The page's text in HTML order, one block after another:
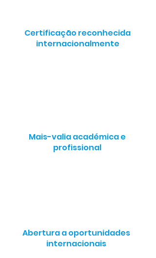
Certificação reconhecida
internacionalmente
Mais-valia académica e
profissional
Abertura a oportunidades
internacionais